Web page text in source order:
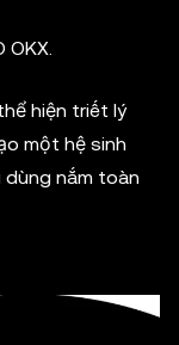
hiện triết lý
một hệ sinh
nắm toàn